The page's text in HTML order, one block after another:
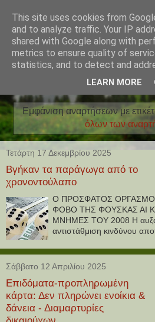
Εμφάνιση αναρτήσεων με
όλων των
Τετάρτη 17 Δεκεμβρίου 2025
Βγήκαν τα παράγωγα από το
χρονοντούλαπο
Ο ΠΡΟΣΦΑΤΟΣ
ΦΟΒΟ ΤΗΣ ΦΟΥΣΚΑΣ ΑΙ
ΜΝΗΜΕΣ ΤΟΥ 2008 Η
αντιστάθμιση κινδύνου
Σάββατο 12 Απριλίου 2025
Επιδόματα-προπληρωμένη
κάρτα: Δεν πληρώνει ενοίκια &
δάνεια - Διαμαρτυρίες
This site uses cookies from
and to analyze traffic. Your IP
shared with Google along with
metrics to ensure quality of
statistics, and to detect and
LEARN MORE